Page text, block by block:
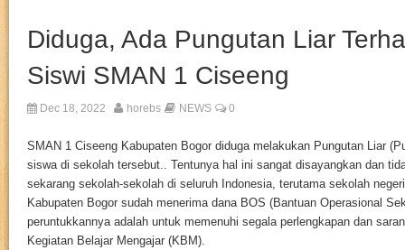
Diduga, Ada Pungutan Liar
Siswi SMAN 1 Ciseeng
Dec 18, 2022 horebs NEWS 0
SMAN 1 Ciseeng Kabupaten Bogor diduga melakukan Pungutan Liar
siswa di sekolah tersebut.. Tentunya hal ini sangat disayangkan dan
sekarang sekolah-sekolah di seluruh Indonesia, terutama sekolah
Kabupaten Bogor sudah menerima dana BOS (Bantuan Operasional
peruntukkannya adalah untuk memenuhi segala perlengkapan dan
Kegiatan Belajar Mengajar (KBM).